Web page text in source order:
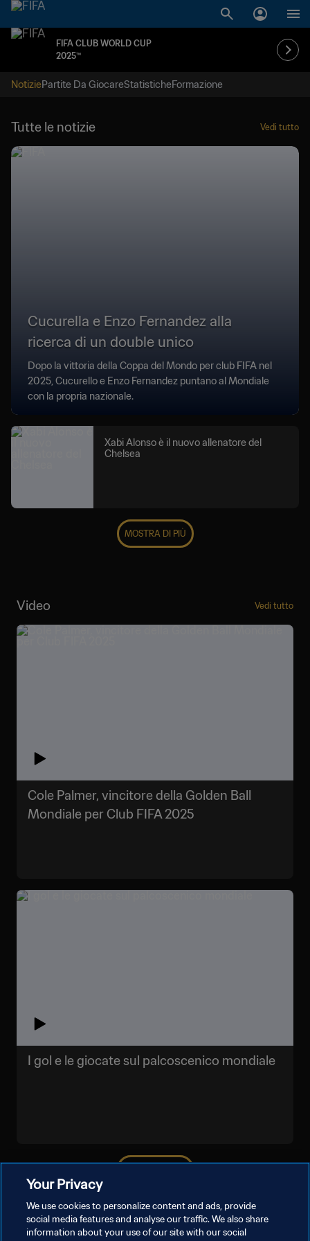
FIFA CLUB WORLD CUP
2025™
NotiziePartite Da GiocareStatisticheFormazione
Tutte le notizie Vedi tutto
Cucurella e Enzo Fernandez alla
ricerca di un double unico
Dopo la vittoria della Coppa del Mondo per club FIFA nel
2025, Cucurello e Enzo Fernandez puntano al Mondiale
con la propria nazionale.
Xabi Alonso è il nuovo allenatore del
Chelsea
MOSTRA DI PIÙ
Video Vedi tutto
Cole Palmer, vincitore della Golden Ball
Mondiale per Club FIFA 2025
I gol e le giocate sul palcoscenico mondiale
Your Privacy
We use cookies to personalize content and ads, provide
social media features and analyse our traffic. We also share
information about your use of our site with our social